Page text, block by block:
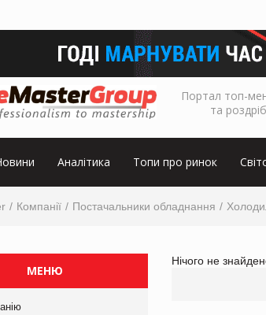
Портал топ-
та
Аналітика Топи про ринок
Компанії Постачальники обладнання
МЕНЮ
Нічого не